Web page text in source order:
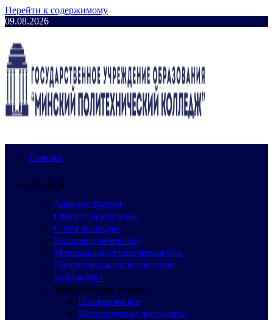
Перейти к содержимому
09.08.2026
Главная
Колледж
Администрация
Структура колледжа
Совет колледжа
Цикловые комиссии
Материально-техническая база
Профессиональное обучение
Библиотека
Методический кабинет
Планирование
Методические документы